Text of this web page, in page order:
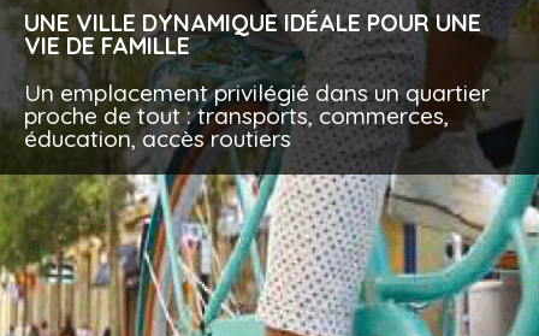
45 BRIAND
VOTRE NOUVEAU LIEU DE VIE D’EXCEPTION
20 appartements du studio au 5 pièces duplex
UNE VILLE DYNAMIQUE IDÉALE POUR UNE
VIE DE FAMILLE
Un emplacement privilégié dans un quartier
proche de tout : transports, commerces,
éducation, accès routiers
DES ESPACES INTÉRIEURS QUI SE
DISTINGUENT PAR LEUR GÉNÉROSITÉ ET
LEUR LUMINOSITÉ,
se prolongeant vers l’extérieur par des
terrasses et des balcons verdoyants.